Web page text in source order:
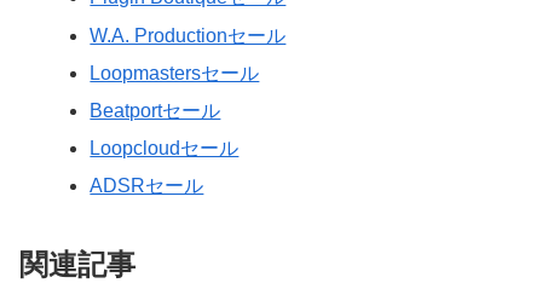
W.A. Productionセール
Loopmastersセール
Beatportセール
Loopcloudセール
ADSRセール
関連記事